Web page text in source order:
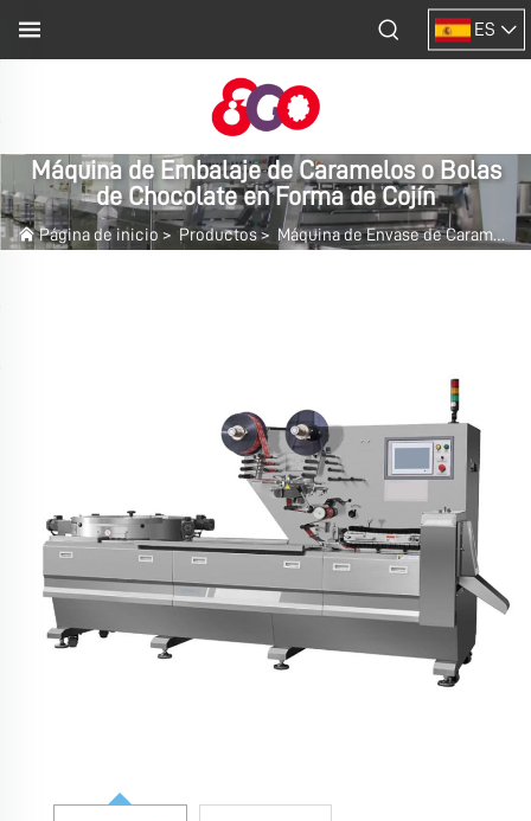
ES
Máquina de Embalaje de Caramelos o Bolas
de Chocolate en Forma de Cojín
Página de inicio >Productos > Máquina de Envase de Caramelos, Chicle y Chocolate